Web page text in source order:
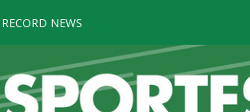
RECORD NEWS